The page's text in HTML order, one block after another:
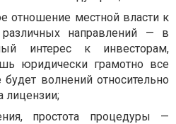
отношение местной власти к
направлений — в
интерес к инвесторам,
юридически грамотно все
волнений относительно
лицензии;
простота процедуры —